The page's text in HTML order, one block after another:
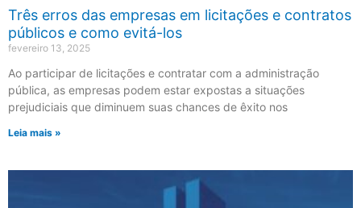
Três erros das empresas em licitações e contratos
públicos e como evitá-los
fevereiro 13, 2025
Ao participar de licitações e contratar com a administração
pública, as empresas podem estar expostas a situações
prejudiciais que diminuem suas chances de êxito nos
Leia mais »